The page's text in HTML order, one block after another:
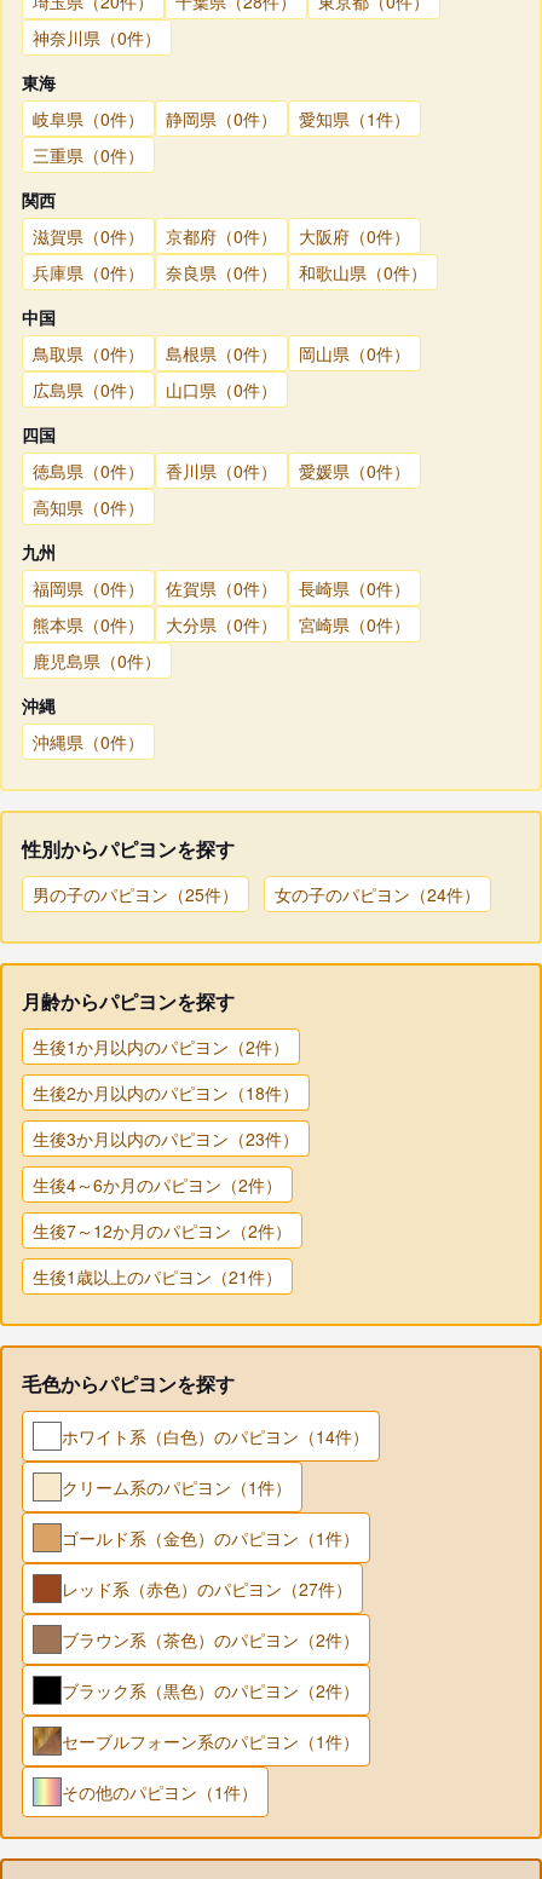
神奈川県（0件）
東海
岐阜県（0件）
静岡県（0件）
愛知県（1件）
三重県（0件）
関西
滋賀県（0件）
京都府（0件）
大阪府（0件）
兵庫県（0件）
奈良県（0件）
和歌山県（0件）
中国
鳥取県（0件）
島根県（0件）
岡山県（0件）
広島県（0件）
山口県（0件）
四国
徳島県（0件）
香川県（0件）
愛媛県（0件）
高知県（0件）
九州
福岡県（0件）
佐賀県（0件）
長崎県（0件）
熊本県（0件）
大分県（0件）
宮崎県（0件）
鹿児島県（0件）
沖縄
沖縄県（0件）
性別からパピヨンを探す
男の子のパピヨン（25件） 女の子のパピヨン（24件）
月齢からパピヨンを探す
生後1か月以内のパピヨン（2件）
生後2か月以内のパピヨン（18件）
生後3か月以内のパピヨン（23件）
生後4～6か月のパピヨン（2件）
生後7～12か月のパピヨン（2件）
生後1歳以上のパピヨン（21件）
毛色からパピヨンを探す
ホワイト系（白色）のパピヨン（14件）
クリーム系のパピヨン（1件）
ゴールド系（金色）のパピヨン（1件）
レッド系（赤色）のパピヨン（27件）
ブラウン系（茶色）のパピヨン（2件）
ブラック系（黒色）のパピヨン（2件）
セーブルフォーン系のパピヨン（1件）
その他のパピヨン（1件）